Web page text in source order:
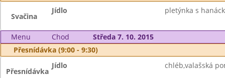
Svačina
Jídlo pletýnka s
Menu Chod
Středa 7. 10. 2015
Přesnídávka (9:00 - 9:30)
Přesnídávka
Jídlo chléb,valašská